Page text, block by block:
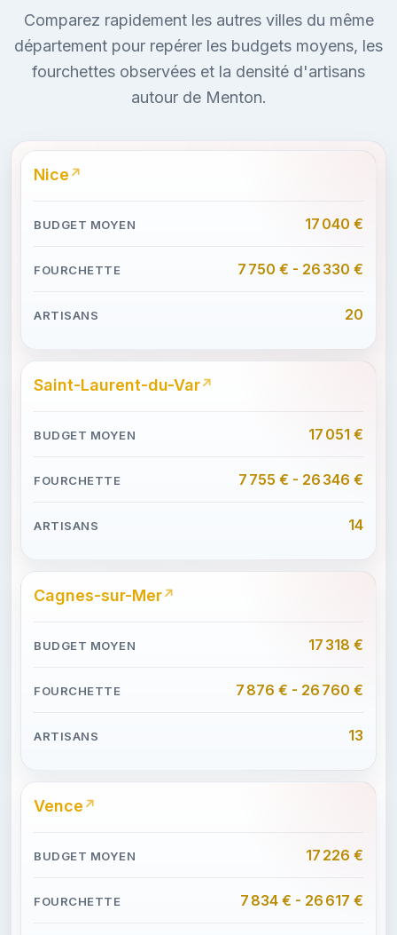
Comparez rapidement les autres villes du même
département pour repérer les budgets moyens, les
fourchettes observées et la densité d'artisans
autour de Menton.
Nice
17 040 €
7 750 € - 26 330 €
20
Saint-Laurent-du-Var
17 051 €
7 755 € - 26 346 €
14
Cagnes-sur-Mer
17 318 €
7 876 € - 26 760 €
13
Vence
17 226 €
7 834 € - 26 617 €